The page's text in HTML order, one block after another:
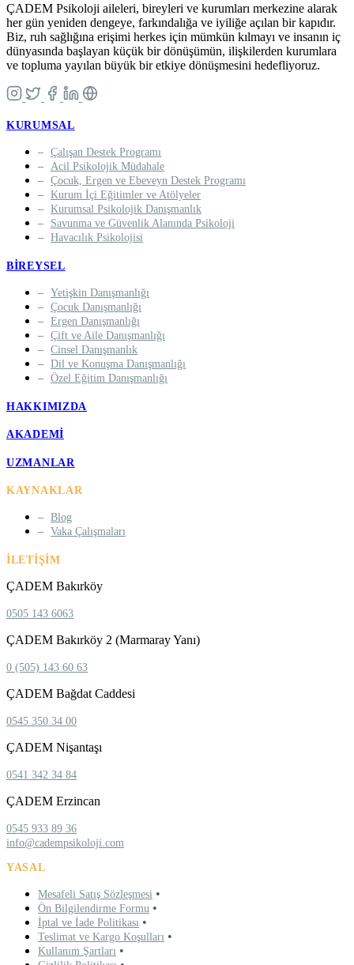
ÇADEM Psikoloji aileleri, bireyleri ve kurumları merkezine alarak
her gün yeniden dengeye, farkındalığa ve iyiliğe açılan bir kapıdır.
Biz, ruh sağlığına erişimi herkes için mümkün kılmayı ve insanın iç
dünyasında başlayan küçük bir dönüşümün, ilişkilerden kurumlara
ve topluma yayılan büyük bir etkiye dönüşmesini hedefliyoruz.
KURUMSAL
Çalışan Destek Programı
Acil Psikolojik Müdahale
Çocuk, Ergen ve Ebeveyn Destek Programı
Kurum İçi Eğitimler ve Atölyeler
Kurumsal Psikolojik Danışmanlık
Savunma ve Güvenlik Alanında Psikoloji
Havacılık Psikolojisi
BIREYSEL
Yetişkin Danışmanlığı
Çocuk Danışmanlığı
Ergen Danışmanlığı
Çift ve Aile Danışmanlığı
Cinsel Danışmanlık
Dil ve Konuşma Danışmanlığı
Özel Eğitim Danışmanlığı
HAKKIMIZDA
AKADEMI
UZMANLAR
KAYNAKLAR
Blog
Vaka Çalışmaları
İLETIŞIM
ÇADEM Bakırköy
0505 143 6063
ÇADEM Bakırköy 2 (Marmaray Yanı)
0 (505) 143 60 63
ÇADEM Bağdat Caddesi
0545 350 34 00
ÇADEM Nişantaşı
0541 342 34 84
ÇADEM Erzincan
0545 933 89 36
info@cadempsikoloji.com
YASAL
Mesafeli Satış Sözleşmesi •
Ön Bilgilendirme Formu •
İptal ve İade Politikası •
Teslimat ve Kargo Koşulları •
Kullanım Şartları •